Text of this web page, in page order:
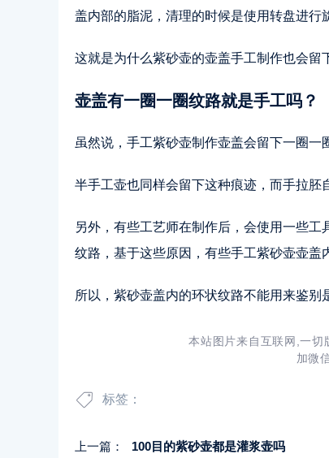
盖内部的脂泥，清理的时候是使用转盘进行
这就是为什么紫砂壶的壶盖手工制作也会留
壶盖有一圈一圈纹路就是手工吗？
虽然说，手工紫砂壶制作壶盖会留下一圈一
半手工壶也同样会留下这种痕迹，而手拉胚
另外，有些工艺师在制作后，会使用一些
纹路，基于这些原因，有些手工紫砂壶壶盖
所以，紫砂壶盖内的环状纹路不能用来鉴别
本站图片来自互联网,一切
加微
标签：
上一篇： 100目的紫砂壶都是灌浆壶吗